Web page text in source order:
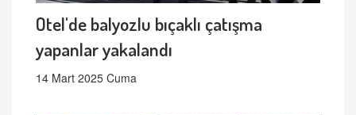
Otel'de balyozlu bıçaklı çatışma
yapanlar yakalandı
14 Mart 2025 Cuma